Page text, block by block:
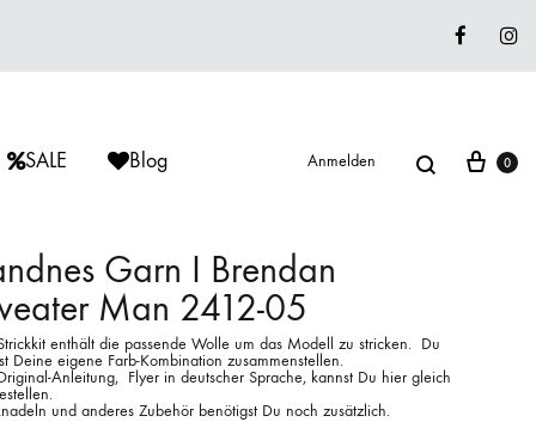
ÈRIU
ISAGER
ISAGER
SALE Blog Anmelden Suche
Lieblingswolle
Strickkits
0
Garn I Brendan
Man 2412-05
enthält die passende Wolle um das Modell zu stricken. Du
Deine eigene Farb-Kombination zusammenstellen.
Anleitung, Flyer in deutscher Sprache, kannst Du hier gleich
und anderes Zubehör benötigst Du noch zusätzlich.